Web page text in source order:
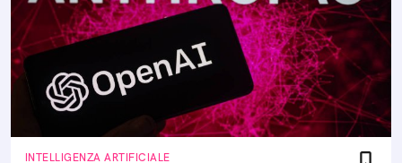
INTELLIGENZA ARTIFICIALE